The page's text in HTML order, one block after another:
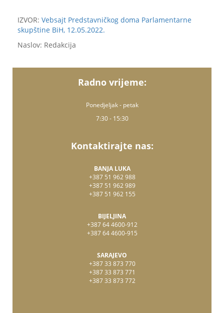
IZVOR: Vebsajt Predstavničkog doma Parlamentarne
skupštine BiH, 12.05.2022.
Naslov: Redakcija
Radno vrijeme:
Ponedjeljak - petak
7:30 - 15:30
Kontaktirajte nas:
BANJA LUKA
+387 51 962 988
+387 51 962 989
+387 51 962 155
BIJELJINA
+387 64 4600-912
+387 64 4600-915
SARAJEVO
+387 33 873 770
+387 33 873 771
+387 33 873 772